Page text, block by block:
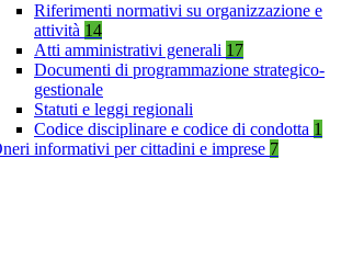
Riferimenti normativi su organizzazione e
attività 14
Atti amministrativi generali 17
Documenti di programmazione strategico-
gestionale
Statuti e leggi regionali
Codice disciplinare e codice di condotta 1
informativi per cittadini e imprese 7